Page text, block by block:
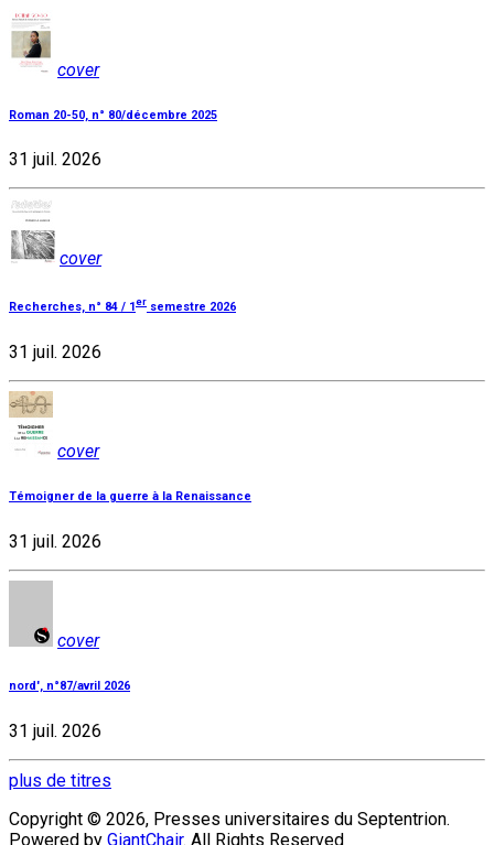
cover
Roman 20-50, n° 80/décembre 2025
31 juil. 2026
cover
Recherches, n° 84 / 1er semestre 2026
31 juil. 2026
cover
Témoigner de la guerre à la Renaissance
31 juil. 2026
cover
nord', n°87/avril 2026
31 juil. 2026
plus de titres
Copyright © 2026, Presses universitaires du Septentrion.
Powered by GiantChair. All Rights Reserved